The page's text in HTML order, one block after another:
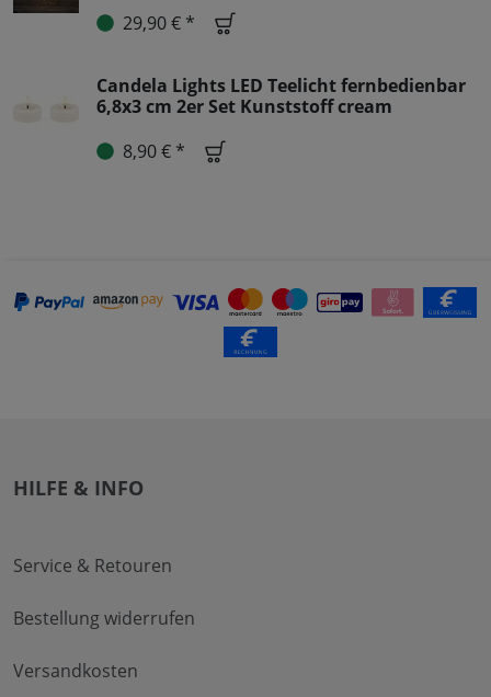
29,90 € *
Candela Lights LED Teelicht fernbedienbar
6,8x3 cm 2er Set Kunststoff cream
8,90 € *
HILFE & INFO
Service & Retouren
Bestellung widerrufen
Versandkosten